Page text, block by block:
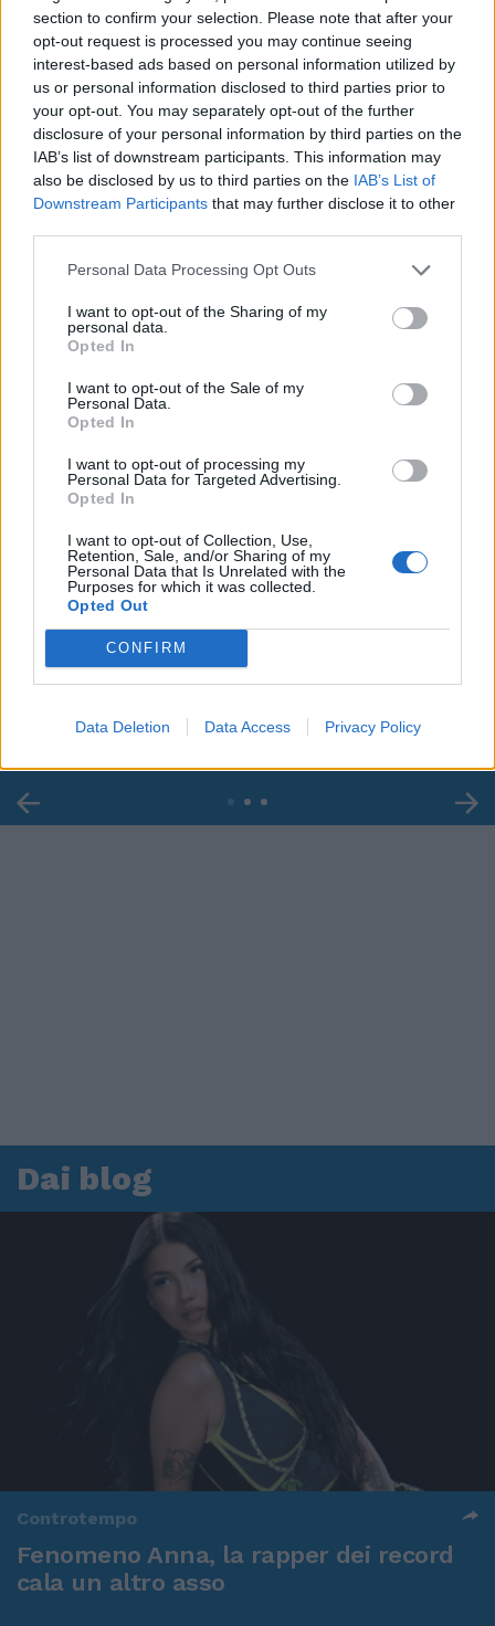
section to confirm your selection. Please note that after your
opt-out request is processed you may continue seeing
interest-based ads based on personal information utilized by
us or personal information disclosed to third parties prior to
your opt-out. You may separately opt-out of the further
disclosure of your personal information by third parties on the
IAB’s list of downstream participants. This information may
also be disclosed by us to third parties on the IAB’s List of
Downstream Participants that may further disclose it to other
Personal Data Processing Opt Outs
I want to opt-out of the Sharing of my
personal data.
Opted In
I want to opt-out of the Sale of my
Personal Data.
Opted In
I want to opt-out of processing my
Personal Data for Targeted Advertising.
Opted In
I want to opt-out of Collection, Use,
Retention, Sale, and/or Sharing of my
Personal Data that Is Unrelated with the
Purposes for which it was collected.
Opted Out
CONFIRM
Data Deletion Data Access Privacy Policy
Caso Ranucci, l'ordinanza del gip: "Lavitola
Dai blog
Controtempo
Fenomeno Anna, la rapper dei record
cala un altro asso